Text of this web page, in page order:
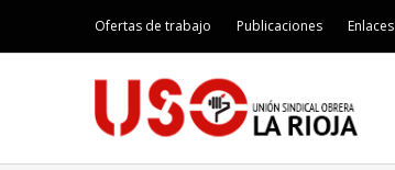
Ofertas de trabajo Publicaciones